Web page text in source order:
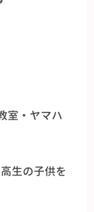
室・ヤマハ
生の子供を